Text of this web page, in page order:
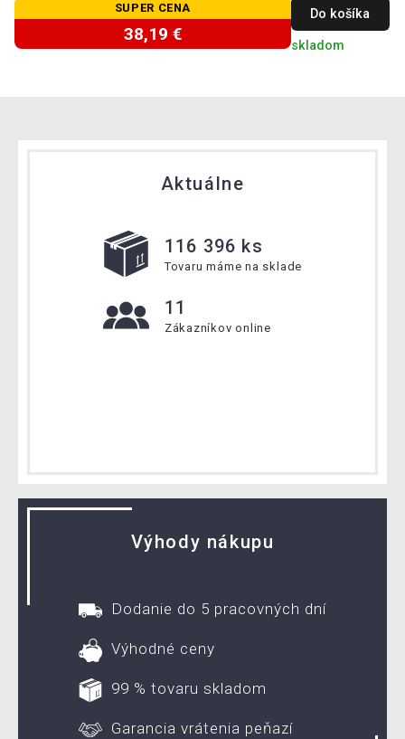
SUPER CENA
38,19 €
Do košíka
skladom
Aktuálne
116 396 ks
Tovaru máme na sklade
11
Zákazníkov online
Výhody nákupu
Dodanie do 5 pracovných dní
Výhodné ceny
99 % tovaru skladom
Garancia vrátenia peňazí